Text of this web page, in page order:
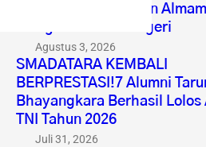
2026 Membanggakan
Mengabdi untuk Negeri
Agustus 3, 2026
SMADATARA KEMBALI
BERPRESTASI!7 Alumni
Bhayangkara Berhasil Lolos
TNI Tahun 2026
Juli 31, 2026